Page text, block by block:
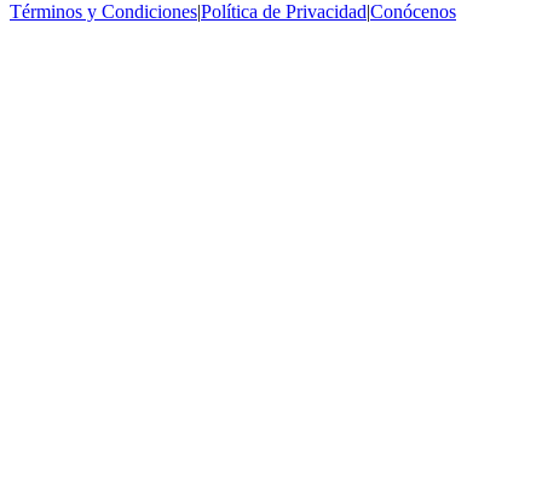
Términos y Condiciones|Política de Privacidad|Conócenos